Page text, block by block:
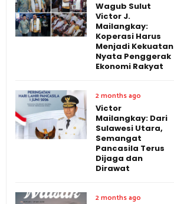
Wagub Sulut
Victor J.
Mailangkay:
Koperasi Harus
Menjadi Kekuatan
Nyata Penggerak
Ekonomi Rakyat
2 months ago
Victor
Mailangkay: Dari
Sulawesi Utara,
Semangat
Pancasila Terus
Dijaga dan
Dirawat
2 months ago